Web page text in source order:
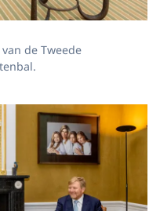
de Tweede
D66 Jetten